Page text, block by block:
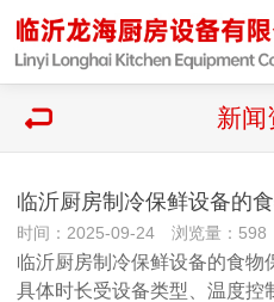
新闻
临沂厨房制冷保鲜设备的
时间：2025-09-24 浏览量：598
临沂厨房制冷保鲜设备的食物
具体时长受设备类型、温度控